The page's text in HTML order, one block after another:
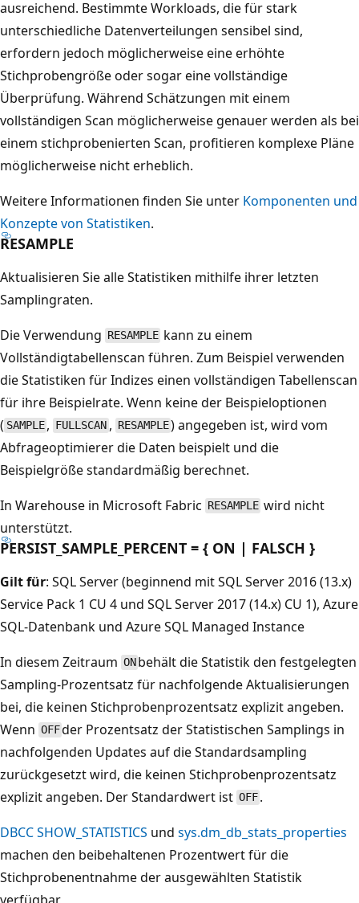
ausreichend. Bestimmte Workloads, die für stark
unterschiedliche Datenverteilungen sensibel sind,
erfordern jedoch möglicherweise eine erhöhte
Stichprobengröße oder sogar eine vollständige
Überprüfung. Während Schätzungen mit einem
vollständigen Scan möglicherweise genauer werden als bei
einem stichprobenierten Scan, profitieren komplexe Pläne
möglicherweise nicht erheblich.
Weitere Informationen finden Sie unter Komponenten und
Konzepte von Statistiken.
RESAMPLE
Aktualisieren Sie alle Statistiken mithilfe ihrer letzten
Samplingraten.
Die Verwendung RESAMPLE kann zu einem
Vollständigtabellenscan führen. Zum Beispiel verwenden
die Statistiken für Indizes einen vollständigen Tabellenscan
für ihre Beispielrate. Wenn keine der Beispieloptionen
( SAMPLE , FULLSCAN , RESAMPLE) angegeben ist, wird vom
Abfrageoptimierer die Daten beispielt und die
Beispielgröße standardmäßig berechnet.
In Warehouse in Microsoft Fabric RESAMPLE wird nicht
unterstützt.
PERSIST_SAMPLE_PERCENT = { ON | FALSCH }
Gilt für: SQL Server (beginnend mit SQL Server 2016 (13.x)
Service Pack 1 CU 4 und SQL Server 2017 (14.x) CU 1), Azure
SQL-Datenbank und Azure SQL Managed Instance
In diesem Zeitraum ON behält die Statistik den festgelegten
Sampling-Prozentsatz für nachfolgende Aktualisierungen
bei, die keinen Stichprobenprozentsatz explizit angeben.
Wenn OFFder Prozentsatz der Statistischen Samplings in
nachfolgenden Updates auf die Standardsampling
zurückgesetzt wird, die keinen Stichprobenprozentsatz
explizit angeben. Der Standardwert ist OFF .
DBCC SHOW_STATISTICS und sys.dm_db_stats_properties
machen den beibehaltenen Prozentwert für die
Stichprobenentnahme der ausgewählten Statistik
verfügbar.